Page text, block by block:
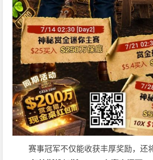
赛事冠军不仅能收获丰厚奖励，还